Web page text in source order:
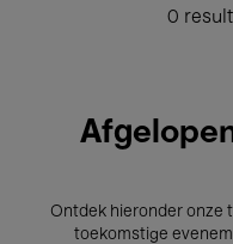
0
Ontdek hieronder onze
toekomstige